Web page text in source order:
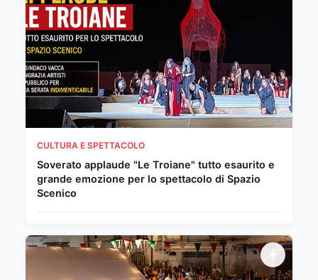
CULTURA E SPETTACOLO
Soverato applaude "Le Troiane" tutto esaurito e
grande emozione per lo spettacolo di Spazio
Scenico